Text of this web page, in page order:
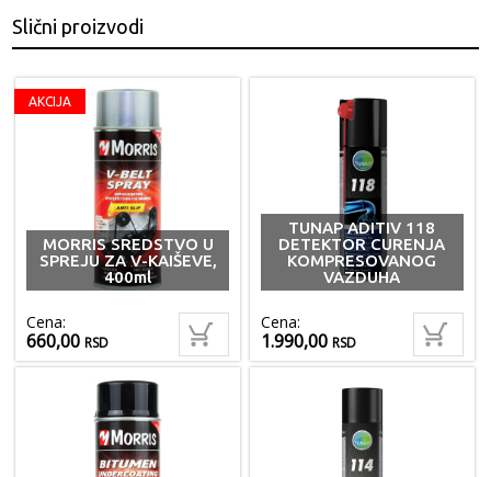
Slični proizvodi
AKCIJA
MORRIS SREDSTVO U
SPREJU ZA V-KAIŠEVE,
400ml
Cena:
660,00RSD
TUNAP ADITIV 118
DETEKTOR CURENJA
KOMPRESOVANOG
VAZDUHA
Cena:
1.990,00RSD